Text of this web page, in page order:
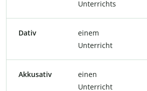
Unterrichts
Dativ
einem
Unterricht
Akkusativ
einen
Unterricht